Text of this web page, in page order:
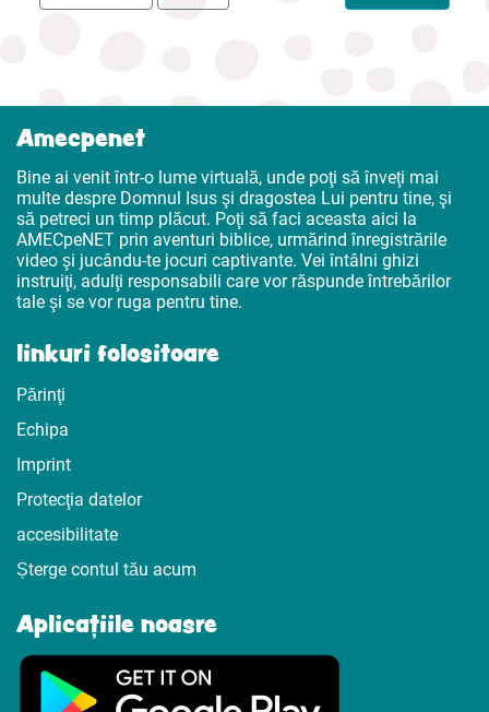
Amecpenet
Bine ai venit într-o lume virtuală, unde poţi să înveţi mai
multe despre Domnul Isus şi dragostea Lui pentru tine, şi
să petreci un timp plăcut. Poţi să faci aceasta aici la
AMECpeNET prin aventuri biblice, urmărind înregistrările
video şi jucându-te jocuri captivante. Vei întâlni ghizi
instruiţi, adulţi responsabili care vor răspunde întrebărilor
tale şi se vor ruga pentru tine.
linkuri folositoare
Părinţi
Echipa
Imprint
Protecţia datelor
accesibilitate
Șterge contul tău acum
Aplicațiile noasre